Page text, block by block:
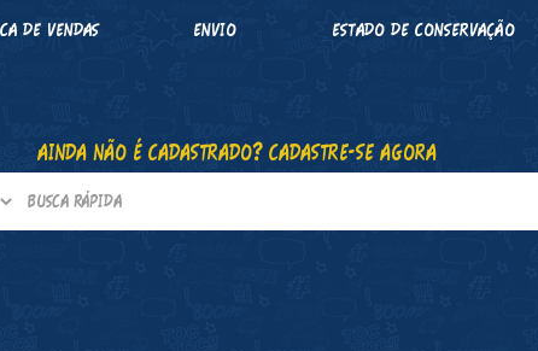
DE VENDAS ENVIO ESTADO DE CONSERVAÇÃO
AINDA NÃO É CADASTRADO? CADASTRE-SE AGORA